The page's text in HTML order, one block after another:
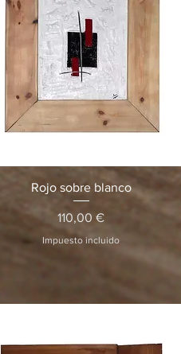
Vista rápida
Rojo sobre blanco
Precio
110,00 €
Impuesto incluido